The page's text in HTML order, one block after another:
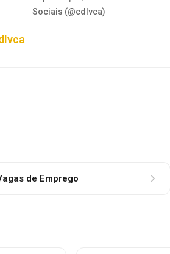
Sociais (@cdlvca)
de Emprego